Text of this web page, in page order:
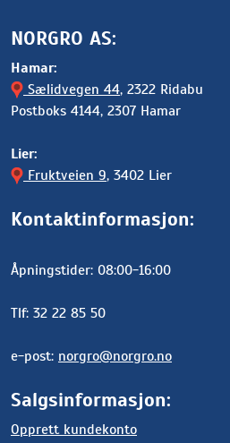
NORGRO AS:
Hamar:
Sælidvegen 44, 2322 Ridabu
Postboks 4144, 2307 Hamar
Lier:
Fruktveien 9, 3402 Lier
Kontaktinformasjon:
Åpningstider: 08:00-16:00
Tlf: 32 22 85 50
e-post: norgro@norgro.no
Salgsinformasjon:
Opprett kundekonto